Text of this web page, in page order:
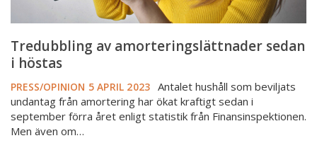
Tredubbling av amorteringslättnader sedan
i höstas
PRESS/OPINION 5 APRIL 2023 Antalet hushåll som beviljats
undantag från amortering har ökat kraftigt sedan i
september förra året enligt statistik från Finansinspektionen.
Men även om…